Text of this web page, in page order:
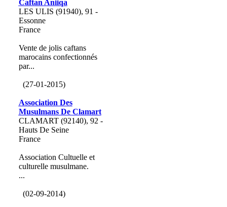
Caftan Aniiqa
LES ULIS (91940), 91 -
Essonne
France
Vente de jolis caftans
marocains confectionnés
par...
(27-01-2015)
Association Des
Musulmans De Clamart
CLAMART (92140), 92 -
Hauts De Seine
France
Association Cultuelle et
culturelle musulmane.
...
(02-09-2014)